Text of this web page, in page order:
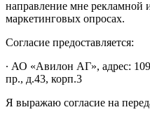
направление мне рекламной
маркетинговых опросах.
Согласие предоставляется:
∙ АО «Авилон АГ», адрес:
пр., д.43, корп.3
Я выражаю согласие на